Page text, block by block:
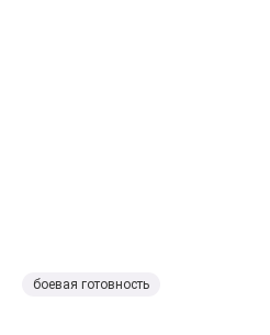
боевая готовность